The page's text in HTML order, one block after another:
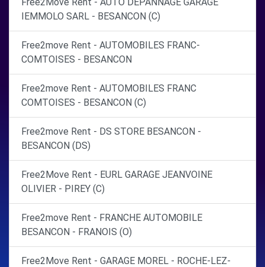
IEMMOLO SARL - BESANCON (C)
Free2move Rent - AUTOMOBILES FRANC-
COMTOISES - BESANCON
Free2move Rent - AUTOMOBILES FRANC
COMTOISES - BESANCON (C)
Free2move Rent - DS STORE BESANCON -
BESANCON (DS)
Free2Move Rent - EURL GARAGE JEANVOINE
OLIVIER - PIREY (C)
Free2move Rent - FRANCHE AUTOMOBILE
BESANCON - FRANOIS (O)
Free2Move Rent - GARAGE MOREL - ROCHE-LEZ-